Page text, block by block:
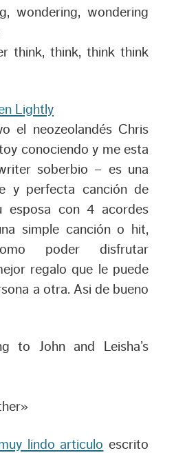
wondering, wondering
think, think, think think
Lightly
el neozeolandés Chris
conociendo y me esta
soberbio – es una
y perfecta canción de
esposa con 4 acordes
simple canción o hit,
poder disfrutar
regalo que le puede
a otra. Asi de bueno
to John and Leisha’s
lindo articulo escrito